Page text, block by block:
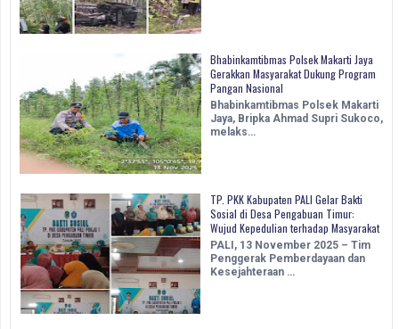
Bhabinkamtibmas Polsek Makarti Jaya
Gerakkan Masyarakat Dukung Program
Pangan Nasional
Bhabinkamtibmas Polsek Makarti
Jaya, Bripka Ahmad Supri Sukoco,
melaks…
TP. PKK Kabupaten PALI Gelar Bakti
Sosial di Desa Pengabuan Timur:
Wujud Kepedulian terhadap Masyarakat
PALI, 13 November 2025 – Tim
Penggerak Pemberdayaan dan
Kesejahteraan …